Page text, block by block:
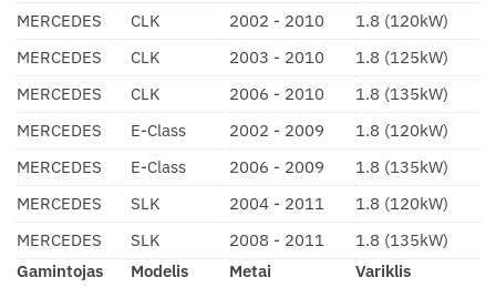
Gamintojas Modelis Metai Variklis
MERCEDES
CLK 2002 - 2010
1.8 (120kW)
MERCEDES
CLK 2003 - 2010
1.8 (125kW)
MERCEDES
CLK 2006 - 2010
1.8 (135kW)
MERCEDES
E-Class 2002 - 2009
1.8 (120kW)
MERCEDES
E-Class 2006 - 2009
1.8 (135kW)
MERCEDES
SLK 2004 - 2011
1.8 (120kW)
MERCEDES
SLK 2008 - 2011 1.8 (135kW)